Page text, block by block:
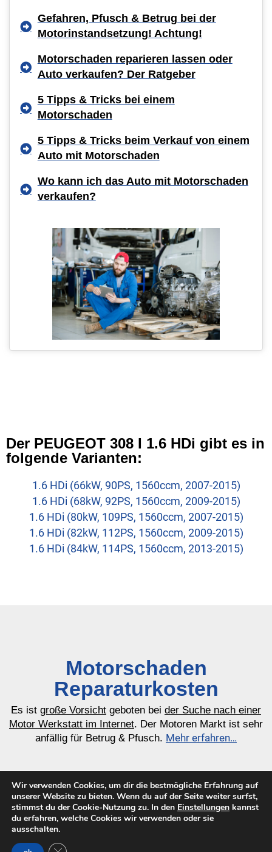
Gefahren, Pfusch & Betrug bei der
Motorinstandsetzung! Achtung!
Motorschaden reparieren lassen oder
Auto verkaufen? Der Ratgeber
5 Tipps & Tricks bei einem
Motorschaden
5 Tipps & Tricks beim Verkauf von einem
Auto mit Motorschaden
Wo kann ich das Auto mit Motorschaden
verkaufen?
Der PEUGEOT 308 I 1.6 HDi gibt es in
folgende Varianten:
1.6 HDi (66kW, 90PS, 1560ccm, 2007-2015)
1.6 HDi (68kW, 92PS, 1560ccm, 2009-2015)
1.6 HDi (80kW, 109PS, 1560ccm, 2007-2015)
1.6 HDi (82kW, 112PS, 1560ccm, 2009-2015)
1.6 HDi (84kW, 114PS, 1560ccm, 2013-2015)
Motorschaden
Reparaturkosten
Es ist große Vorsicht geboten bei der Suche nach einer
Motor Werkstatt im Internet. Der Motoren Markt ist sehr
anfällig für Betrug & Pfusch. Mehr erfahren…
Motorschaden PEUGEOT 308 1 4A
4C 1.6 HDi: Angebote aus dem
Internet vergleichen
Die Kosten um den Motor zu reparieren von unseren
geprüften Händlern liegen bei:
Wir verwenden Cookies, um dir die bestmögliche Erfahrung auf
unserer Website zu bieten. Wenn du auf der Seite weiter surfst,
stimmst du der Cookie-Nutzung zu. In den Einstellungen kannst
du erfahren, welche Cookies wir verwenden oder sie
ausschalten.
GDPR Cookie-Banner schließen